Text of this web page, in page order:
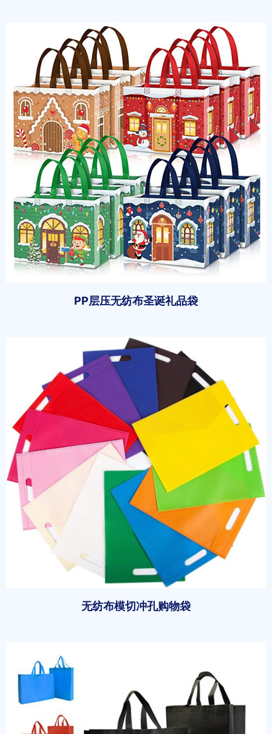
PP层压无纺布圣诞礼品袋
无纺布模切冲孔购物袋
开始聊天